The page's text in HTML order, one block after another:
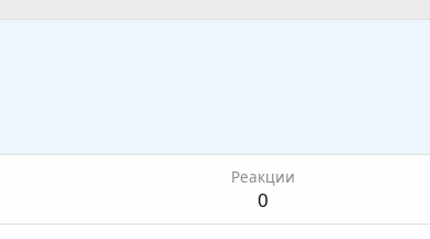
Реакции
0